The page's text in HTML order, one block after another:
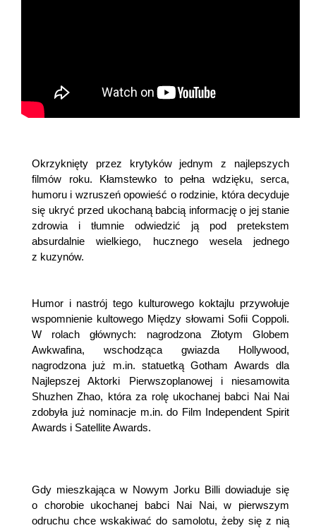
Okrzyknięty przez krytyków jednym z najlepszych
filmów roku. Kłamstewko to pełna wdzięku, serca,
humoru i wzruszeń opowieść o rodzinie, która decyduje
się ukryć przed ukochaną babcią informację o jej stanie
zdrowia i tłumnie odwiedzić ją pod pretekstem
absurdalnie wielkiego, hucznego wesela jednego
z kuzynów.
Humor i nastrój tego kulturowego koktajlu przywołuje
wspomnienie kultowego Między słowami Sofii Coppoli.
W rolach głównych: nagrodzona Złotym Globem
Awkwafina, wschodząca gwiazda Hollywood,
nagrodzona już m.in. statuetką Gotham Awards dla
Najlepszej Aktorki Pierwszoplanowej i niesamowita
Shuzhen Zhao, która za rolę ukochanej babci Nai Nai
zdobyła już nominacje m.in. do Film Independent Spirit
Awards i Satellite Awards.
Gdy mieszkająca w Nowym Jorku Billi dowiaduje się
o chorobie ukochanej babci Nai Nai, w pierwszym
odruchu chce wskakiwać do samolotu, żeby się z nią